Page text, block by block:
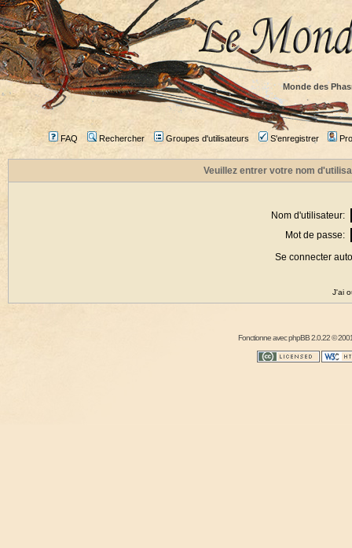
Monde des
FAQ Rechercher Groupes d'utilisateurs S'enregistrer
Veuillez entrer votre nom
Nom d'utilisateur:
Mot de passe:
Se connecter
J'ai
Fonctionne avecphpBB2.0.22 ©